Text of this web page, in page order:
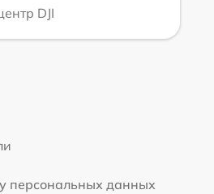
DJI
персональных данных